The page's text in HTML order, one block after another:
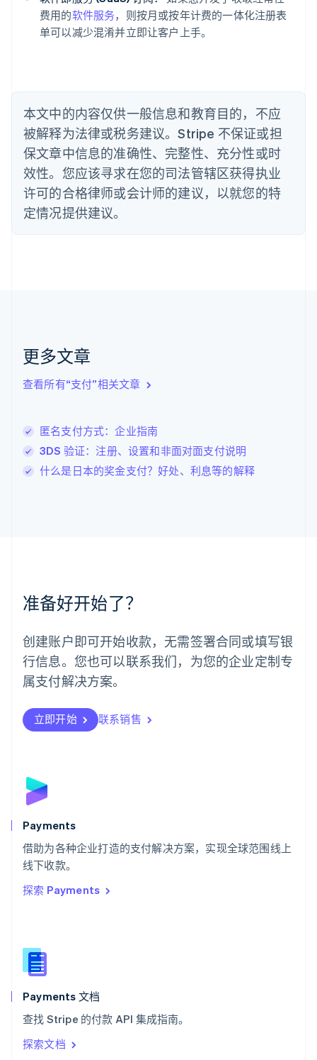
费用的软件服务，则按月或按年计费的一体化注册表
单可以减少混淆并立即让客户上手。
本文中的内容仅供一般信息和教育目的，不应
被解释为法律或税务建议。Stripe 不保证或担
保文章中信息的准确性、完整性、充分性或时
效性。您应该寻求在您的司法管辖区获得执业
许可的合格律师或会计师的建议，以就您的特
定情况提供建议。
更多文章
查看所有“支付”相关文章
匿名支付方式：企业指南
3DS 验证：注册、设置和非面对面支付说明
什么是日本的奖金支付？好处、利息等的解释
准备好开始了？
创建账户即可开始收款，无需签署合同或填写银
行信息。您也可以联系我们，为您的企业定制专
属支付解决方案。
立即开始 联系销售
Payments
借助为各种企业打造的支付解决方案，实现全球范围线上
线下收款。
探索 Payments
Payments 文档
查找 Stripe 的付款 API 集成指南。
探索文档
PortuguêsEnglish
保加利亚
English
丹麦
English
德国
DeutschEnglish
法国
FrançaisEnglish
芬兰
EnglishSvenska
English
English
卢森堡
罗马尼亚
English
挪威
葡萄牙
Português English
日本
日本語English
瑞典
瑞士
DeutschFrançais
English
斯洛文尼亚
泰国
ไทยEnglish
希腊
English
西班牙
新西兰
English
匈牙利
English
ItalianoEnglish
印度
English